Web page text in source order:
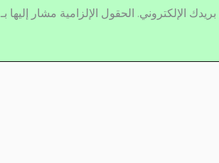
الإلكتروني. الحقول الإلزامية مشار إليها بـ